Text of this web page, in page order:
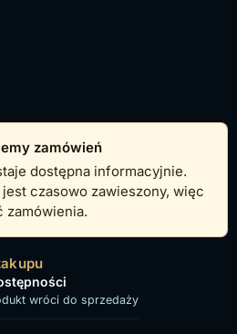
zamówień
dostępna informacyjnie.
czasowo zawieszony, więc
zamówienia.
wróci do sprzedaży